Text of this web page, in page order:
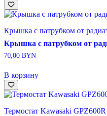
Крышка с патрубком от
Крышка с патрубком от
70,00 BYN
В корзину
Термостат Kawasaki